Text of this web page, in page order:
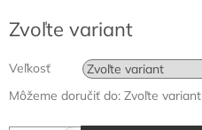
cena:
Zvoľte variant
Veľkosť
Môžeme doručiť do: Zvoľte variant